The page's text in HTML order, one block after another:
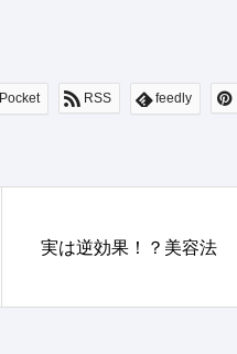
Pocket RSS feedly
実は逆効果！？美容法